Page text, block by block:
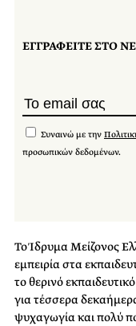
ΕΓΓΡΑΦΕΙΤΕ ΣΤΟ
Συναινώ με την
προσωπικών δεδομένων.
Το Ίδρυμα Μείζονος
εμπειρία στα
το θερινό
για τέσσερα
ψυχαγωγία και πολύ